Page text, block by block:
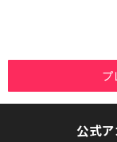
プ
公式